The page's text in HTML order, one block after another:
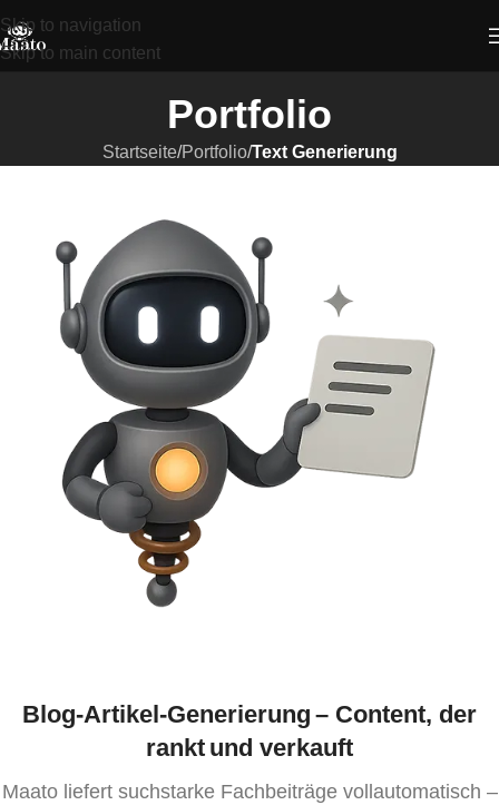
Skip to navigation
Skip to main content
Portfolio
Startseite/Portfolio/Text Generierung
Blog-Artikel-Generierung – Content, der
rankt und verkauft
Maatoliefert suchstarke Fachbeiträge vollautomatisch –